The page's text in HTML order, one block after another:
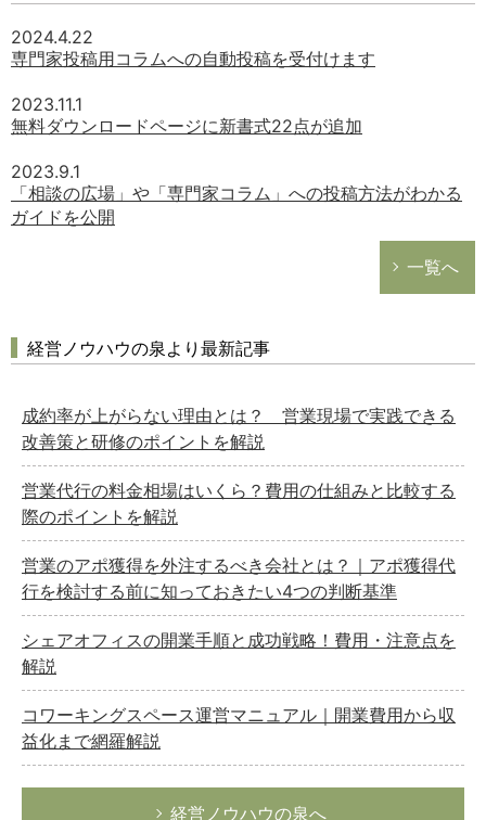
2024.4.22
専門家投稿用コラムへの自動投稿を受付けます
2023.11.1
無料ダウンロードページに新書式22点が追加
2023.9.1
「相談の広場」や「専門家コラム」への投稿方法がわかる
ガイドを公開
一覧へ
経営ノウハウの泉より最新記事
成約率が上がらない理由とは？ 営業現場で実践できる
改善策と研修のポイントを解説
営業代行の料金相場はいくら？費用の仕組みと比較する
際のポイントを解説
営業のアポ獲得を外注するべき会社とは？｜アポ獲得代
行を検討する前に知っておきたい4つの判断基準
シェアオフィスの開業手順と成功戦略！費用・注意点を
解説
コワーキングスペース運営マニュアル｜開業費用から収
益化まで網羅解説
経営ノウハウの泉へ